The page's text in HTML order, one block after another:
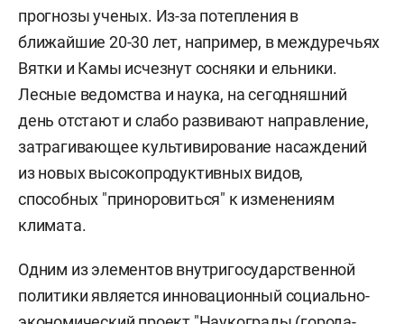
прогнозы ученых. Из-за потепления в
ближайшие 20-30 лет, например, в междуречьях
Вятки и Камы исчезнут сосняки и ельники.
Лесные ведомства и наука, на сегодняшний
день отстают и слабо развивают направление,
затрагивающее культивирование насаждений
из новых высокопродуктивных видов,
способных "приноровиться" к изменениям
климата.
Одним из элементов внутригосударственной
политики является инновационный социально-